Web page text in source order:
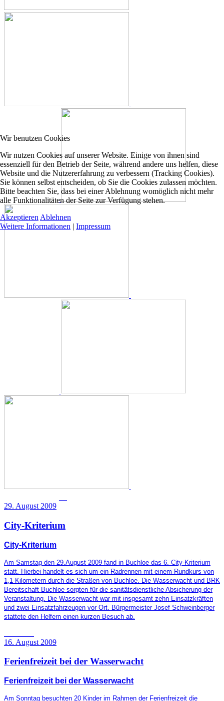
29. August 2009
City-Kriterium
City-Kriterium
Am Samstag den 29.August 2009 fand in Buchloe das 6. City-Kriterium
statt. Hierbei handelt es sich um ein Radrennen mit einem Rundkurs von
1,1 Kilometern durch die Straßen von Buchloe. Die Wasserwacht und BRK
Bereitschaft Buchloe sorgten für die sanitätsdienstliche Absicherung der
Veranstaltung. Die Wasserwacht war mit insgesamt zehn Einsatzkräften
und zwei Einsatzfahrzeugen vor Ort. Bürgermeister Josef Schweinberger
stattete den Helfern einen kurzen Besuch ab.
16. August 2009
Ferienfreizeit bei der Wasserwacht
Ferienfreizeit bei der Wasserwacht
Am Sonntag besuchten 20 Kinder im Rahmen der Ferienfreizeit die
Wir benutzen Cookies
Wir nutzen Cookies auf unserer Website. Einige von ihnen sind
essenziell für den Betrieb der Seite, während andere uns helfen, diese
Website und die Nutzererfahrung zu verbessern (Tracking Cookies).
Sie können selbst entscheiden, ob Sie die Cookies zulassen möchten.
Bitte beachten Sie, dass bei einer Ablehnung womöglich nicht mehr
alle Funktionalitäten der Seite zur Verfügung stehen.
Akzeptieren Ablehnen
Weitere Informationen | Impressum